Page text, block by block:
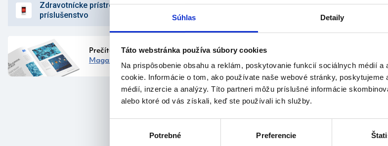
Súhlas Detaily
Táto webstránka používa súbory cookies
Na prispôsobenie obsahu a reklám, poskytovanie funkcií sociálnych médií
cookie. Informácie o tom, ako používate naše webové stránky,
médií, inzercie a analýzy. Títo partneri môžu príslušné informácie
alebo ktoré od vás získali, keď ste používali ich služby.
Potrebné Preferencie
zdravotnícke prístroje a
príslušenstvo
Prečítajte si náš
Magazín
Výrobca
Vlastnosti:
rúška je vyrobená z dvojvrstvového materiálu
jednu vrstvu tvorí savá netkaná textília a druhú
je vynikajúcou bariérou proti priesaku tekutín a
schopnosť absorpcie, mäkkosť a splývavosť
dokonalá bariéra a vysoká nasiakavosť zaisťuje
sálach
používa sa ako nepriepustná bariéra pri